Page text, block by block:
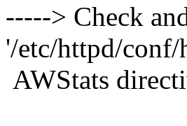
-----> Check
'/etc/httpd/
AWStats